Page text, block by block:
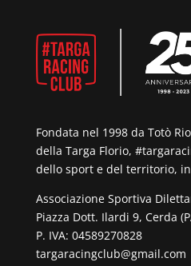
Fondata nel 1998 da Totò
della Targa Florio,
dello sport e del territorio,
Associazione Sportiva
Piazza Dott. Ilardi 9, Cerda
P. IVA: 04589270828
targaracingclub@gmail.com